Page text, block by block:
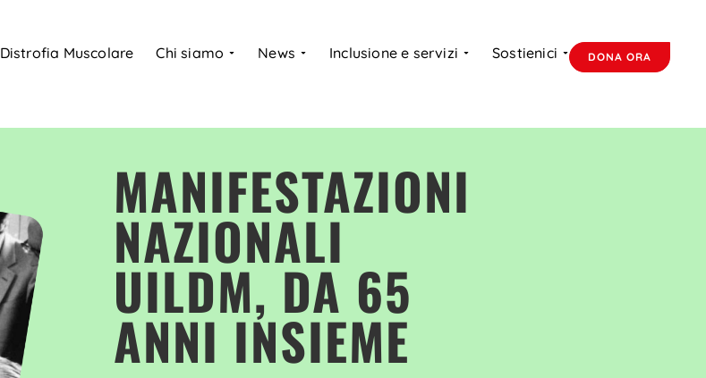
Distrofia Muscolare Chi siamo News Inclusione e servizi Sostienici DONA ORA
MANIFESTAZIONI
NAZIONALI
UILDM, DA 65
ANNI INSIEME